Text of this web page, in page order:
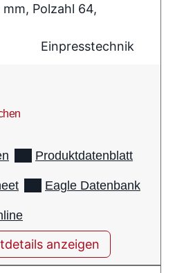
Polzahl 64,
Einpresstechnik
Produktdatenblatt
Eagle Datenbank
anzeigen